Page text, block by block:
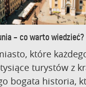
– co warto wiedzieć?
które
turystów z
bogata historia,